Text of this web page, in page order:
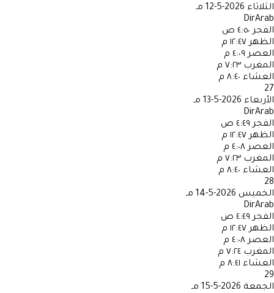
الثلاثاء 2026-5-12 مـ
DirArab
الفجر ٤:٥٠ ص
الظهر ١٢:٤٧ م
العصر ٤:٠٩ م
المغرب ٧:٢٣ م
العشاء ٨:٤٠ م
27
الأربعاء 2026-5-13 مـ
DirArab
الفجر ٤:٤٩ ص
الظهر ١٢:٤٧ م
العصر ٤:٠٨ م
المغرب ٧:٢٣ م
العشاء ٨:٤٠ م
28
الخميس 2026-5-14 مـ
DirArab
الفجر ٤:٤٩ ص
الظهر ١٢:٤٧ م
العصر ٤:٠٨ م
المغرب ٧:٢٤ م
العشاء ٨:٤١ م
29
الجمعة 2026-5-15 مـ